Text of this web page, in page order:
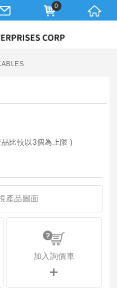
比較以3個為上限 )
產品圖面
加入詢價車
0